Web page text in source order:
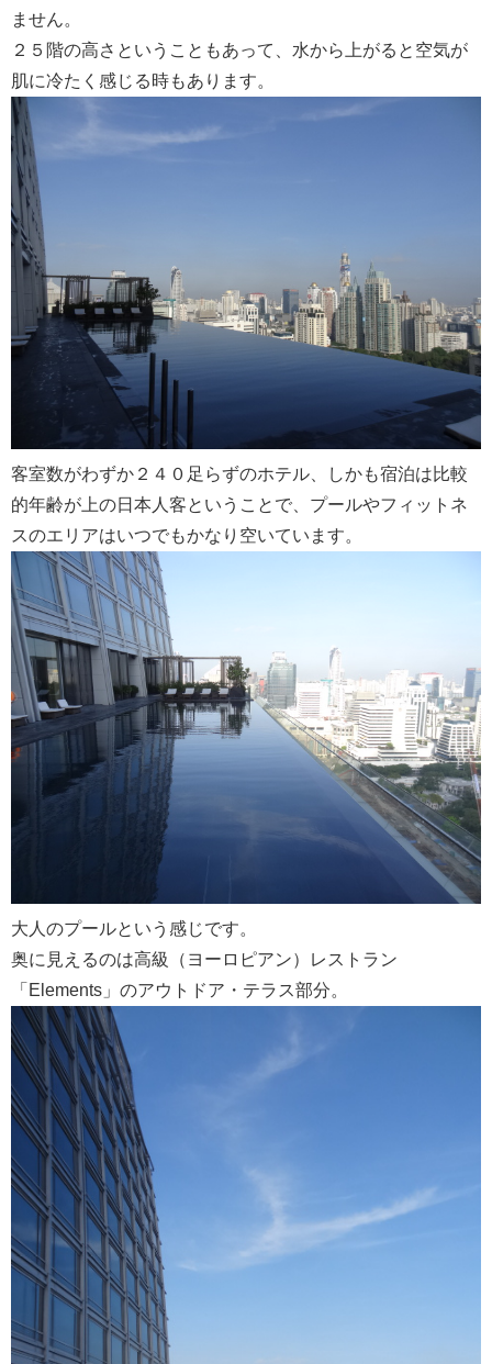
ません。
２５階の高さということもあって、水から上がると空気が
肌に冷たく感じる時もあります。
客室数がわずか２４０足らずのホテル、しかも宿泊は比較
的年齢が上の日本人客ということで、プールやフィットネ
スのエリアはいつでもかなり空いています。
大人のプールという感じです。
奥に見えるのは高級（ヨーロピアン）レストラン
「Elements」のアウトドア・テラス部分。